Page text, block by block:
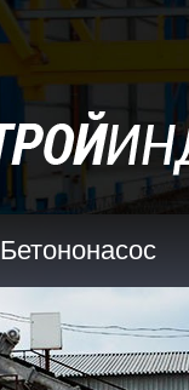
Бетононасос